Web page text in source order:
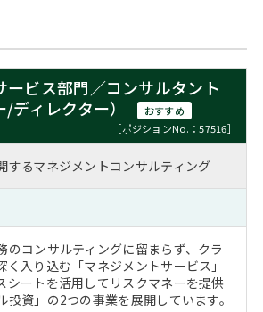
ー
ービス部門／コンサルタント
/ディレクター）
おすすめ
［ポジションNo.：57516］
するマネジメントコンサルティング
のコンサルティングに留まらず、クラ
く入り込む「マネジメントサービス」
シートを活用してリスクマネーを提供
投資」の2つの事業を展開しています。